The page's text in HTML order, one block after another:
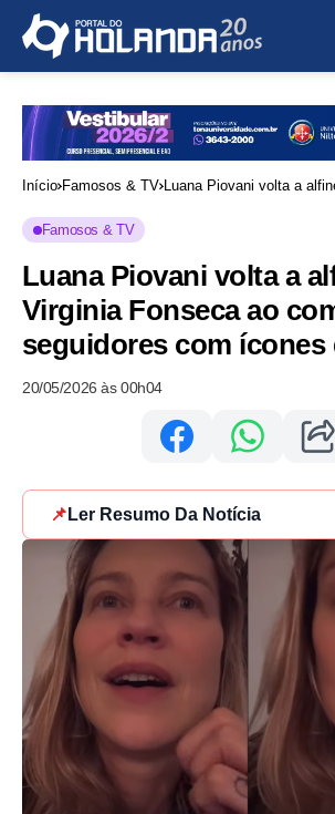
Início Famosos & TV Luana Piovani volta a
Famosos & TV
Luana Piovani volta a
Virginia Fonseca ao
seguidores com ícones
20/05/2026 às 00h04
📌 Ler Resumo Da Notícia